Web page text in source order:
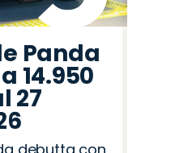
Panda
14.950
27